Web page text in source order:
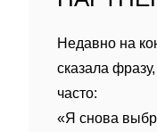
Недавно на
сказала
часто:
«Я снова